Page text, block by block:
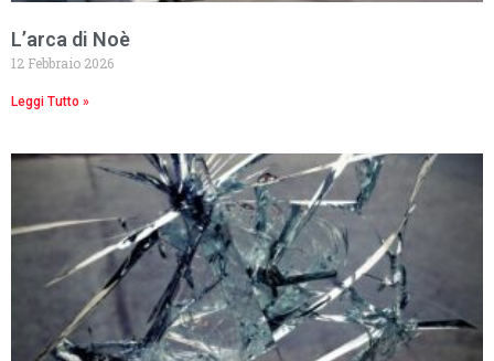
L’arca di Noè
12 Febbraio 2026
Leggi Tutto »